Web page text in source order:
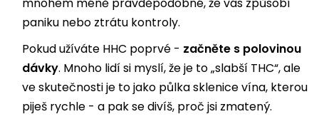
mnohem méně pravděpodobné, že vás způsobí
paniku nebo ztrátu kontroly.
Pokud užíváte HHC poprvé - začněte s polovinou
dávky. Mnoho lidí si myslí, že je to „slabší THC“, ale
ve skutečnosti je to jako půlka sklenice vína, kterou
piješ rychle - a pak se divíš, proč jsi zmatený.